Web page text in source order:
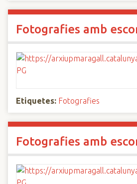
Fotografies amb
Etiquetes: Fotografies
Fotografies amb